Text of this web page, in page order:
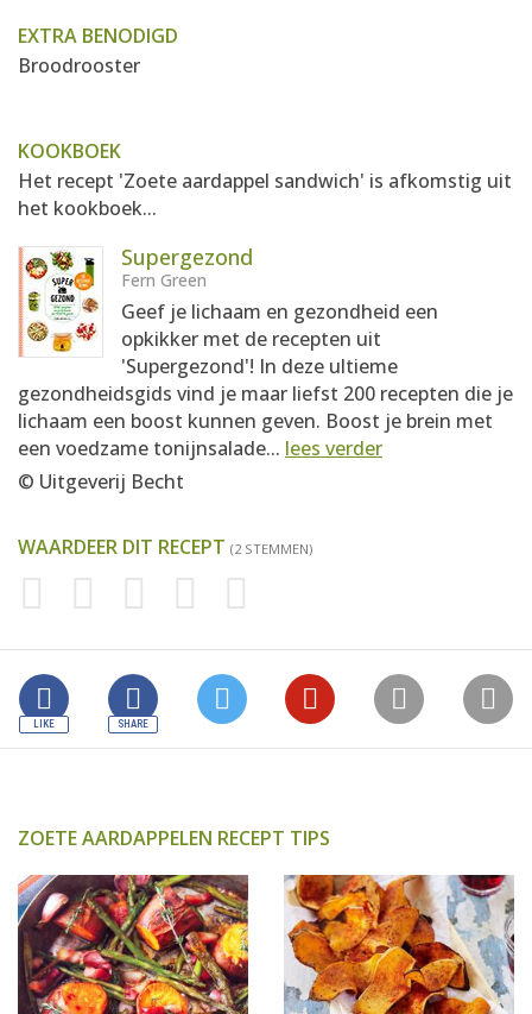
EXTRA BENODIGD
Broodrooster
KOOKBOEK
Het recept 'Zoete aardappel sandwich' is afkomstig uit
het kookboek...
Supergezond
Fern Green
Geef je lichaam en gezondheid een
opkikker met de recepten uit
'Supergezond'! In deze ultieme
gezondheidsgids vind je maar liefst 200 recepten die je
lichaam een boost kunnen geven. Boost je brein met
een voedzame tonijnsalade... lees verder
© Uitgeverij Becht
WAARDEER DIT RECEPT (2 STEMMEN)
ZOETE AARDAPPELEN RECEPT TIPS